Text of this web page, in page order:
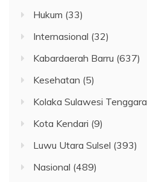
Hukum (33)
Internasional (32)
Kabardaerah Barru (637)
Kesehatan (5)
Kolaka Sulawesi Tenggara
Kota Kendari (9)
Luwu Utara Sulsel (393)
Nasional (489)